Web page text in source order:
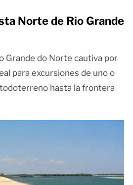
Norte de Rio Grande
Grande do Norte cautiva por
para excursiones de uno o
hasta la frontera